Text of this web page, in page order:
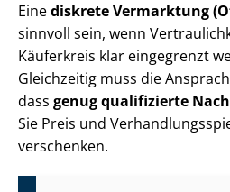
Einediskrete Vermarktung
sinnvoll sein, wenn
Käuferkreis klar eingegrenzt
Gleichzeitig muss die
dass genug qualifizierte
Sie Preis und
verschenken.